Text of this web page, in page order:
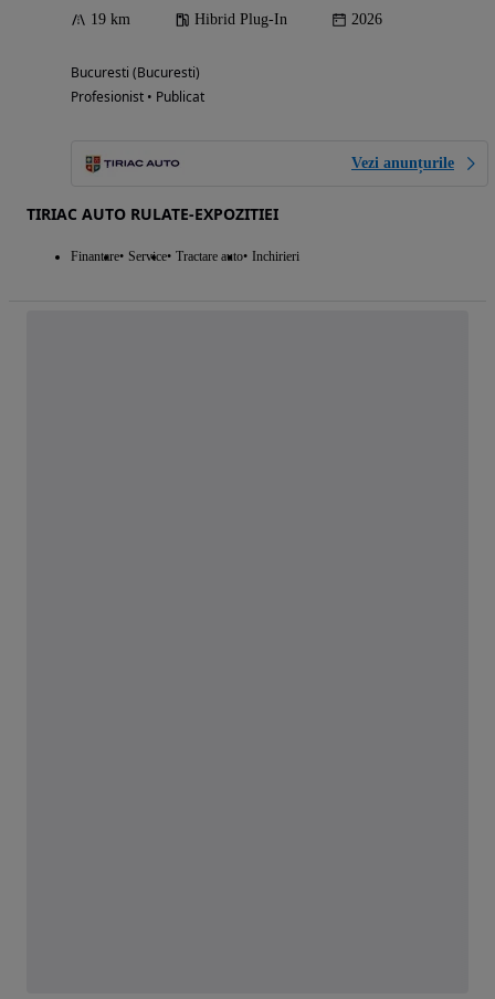
19 km Hibrid Plug-In 2026
Bucuresti (Bucuresti)
Profesionist • Publicat
Vezi anunțurile
TIRIAC AUTO RULATE-EXPOZITIEI
Finantare Service Tractare auto Inchirieri